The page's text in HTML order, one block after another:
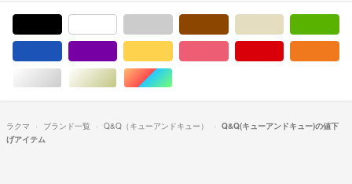
シルバー/銀色系ゴールド/金色系マルチカラー
ラクマ ブランド一覧 Q&Q（キューアンドキュー）
Q&Q(キューアンドキュー)の値下
げアイテム